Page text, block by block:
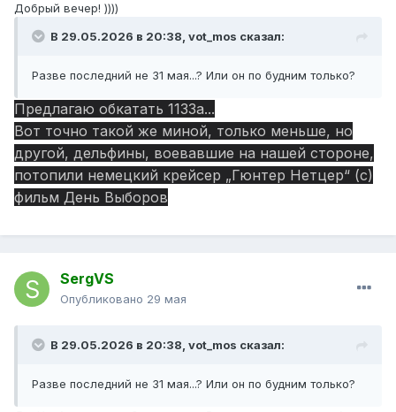
Добрый вечер! ))))
В 29.05.2026 в 20:38, vot_mos сказал:
Разве последний не 31 мая...? Или он по будним только?
Предлагаю обкатать 1133а...
Вот точно такой же миной, только меньше, но
другой, дельфины, воевавшие на нашей стороне,
потопили немецкий крейсер „Гюнтер Нетцер“ (с)
фильм День Выборов
SergVS
Опубликовано 29 мая
В 29.05.2026 в 20:38, vot_mos сказал:
Разве последний не 31 мая...? Или он по будним только?